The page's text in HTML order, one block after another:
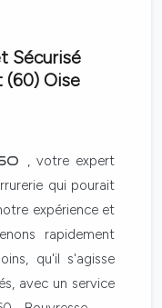
Sécurisé
(60) Oise
, votre expert
qui pourait
expérience et
rapidement
qu'il s'agisse
avec un service